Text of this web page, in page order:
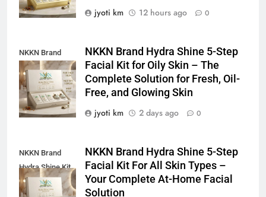
jyoti km
12 hours ago 0
NKKN Brand
Shine Facial Kit
For Oily Skin
NKKN Brand Hydra Shine 5-Step
Facial Kit for Oily Skin – The
Complete Solution for Fresh, Oil-
Free, and Glowing Skin
jyoti km
2 days ago 0
NKKN Brand
Hydra Shine Kit
For All Skin
NKKN Brand Hydra Shine 5-Step
Facial Kit For All Skin Types –
Your Complete At-Home Facial
Solution